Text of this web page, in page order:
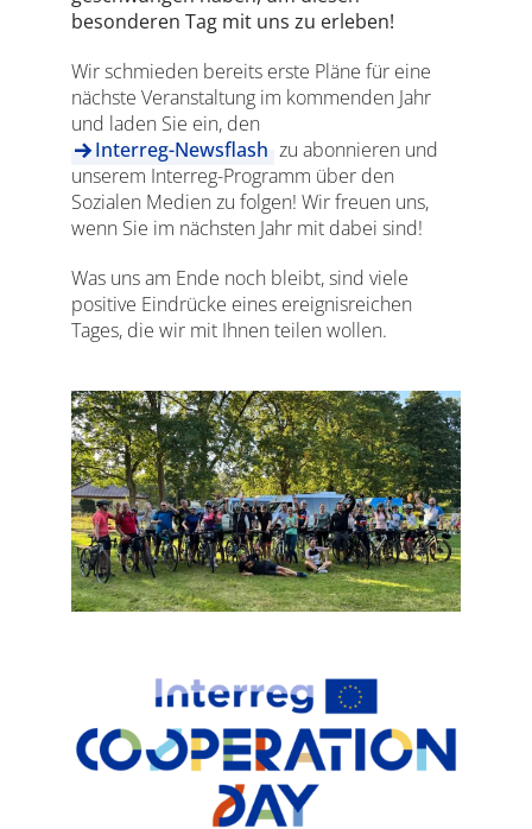
besonderen Tag mit uns zu erleben!
Wir schmieden bereits erste Pläne für eine
nächste Veranstaltung im kommenden Jahr
und laden Sie ein, den
Interreg-Newsflash zu abonnieren und
unserem Interreg-Programm über den
Sozialen Medien zu folgen! Wir freuen uns,
wenn Sie im nächsten Jahr mit dabei sind!
Was uns am Ende noch bleibt, sind viele
positive Eindrücke eines ereignisreichen
Tages, die wir mit Ihnen teilen wollen.